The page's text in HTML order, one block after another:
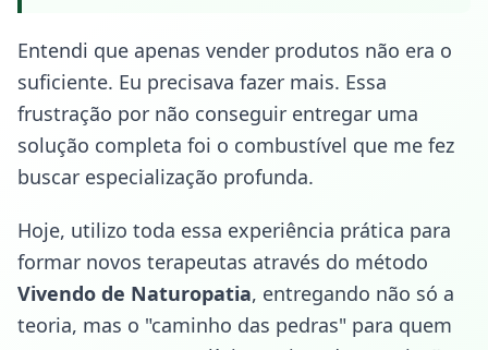
Entendi que apenas vender produtos não era o
suficiente. Eu precisava fazer mais. Essa
frustração por não conseguir entregar uma
solução completa foi o combustível que me fez
buscar especialização profunda.
Hoje, utilizo toda essa experiência prática para
formar novos terapeutas através do método
Vivendo de Naturopatia, entregando não só a
teoria, mas o "caminho das pedras" para quem